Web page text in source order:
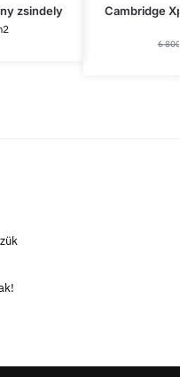
zsindely
Cambridge
6